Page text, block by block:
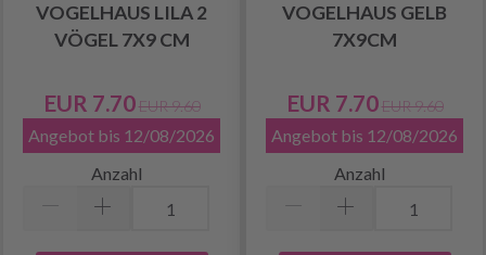
VOGELHAUS LILA 2
VÖGEL 7X9 CM
EUR 7.70 EUR 9.60
Angebot bis 12/08/2026
Anzahl
VOGELHAUS GELB
7X9CM
EUR 7.70 EUR 9.60
Angebot bis 12/08/2026
Anzahl